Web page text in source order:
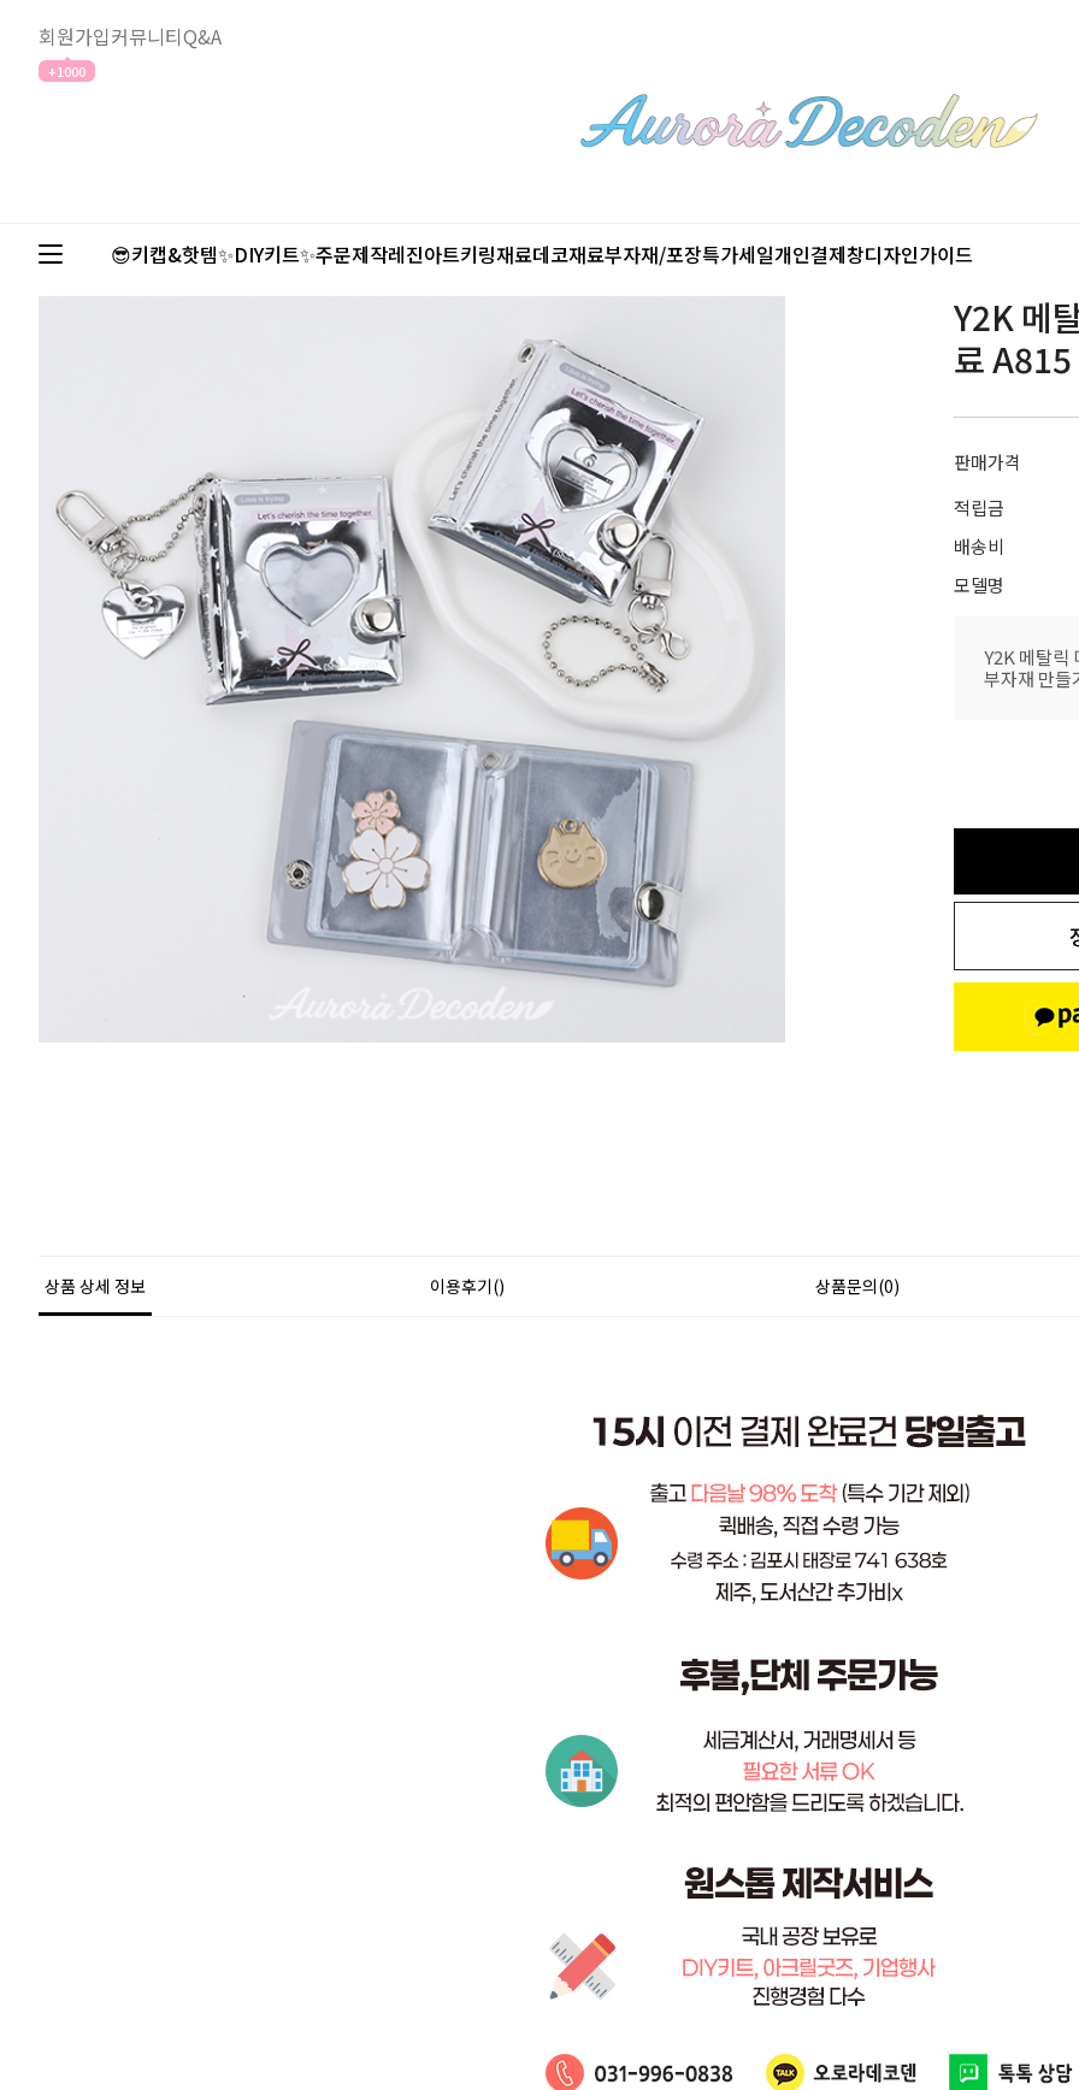
회원가입
+1000
커뮤니티Q&A
😎키캡&핫템✨DIY키트✨주문제작레진아트키링재료데코재료부자재/포장특가세일개인결제창디자인가이드
Y2K 메
료 A815
판매가격
적립금
배송비
모델명
Y2K 메탈릭
부자재 만들
상품 상세 정보 이용후기() 상품문의(0)